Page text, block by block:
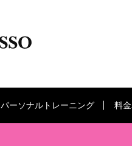
パーソナルトレーニング 料